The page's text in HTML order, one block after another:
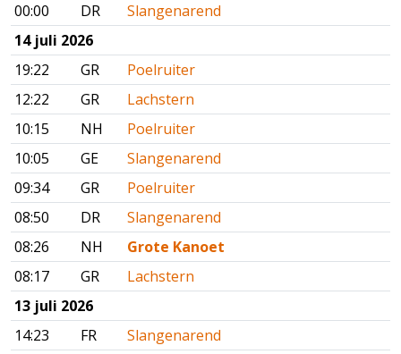
00:00
DR
Slangenarend
14 juli 2026
19:22
GR
Poelruiter
12:22
GR
Lachstern
10:15
NH
Poelruiter
10:05
GE
Slangenarend
09:34
GR
Poelruiter
08:50
DR
Slangenarend
08:26
NH
Grote Kanoet
08:17
GR
Lachstern
13 juli 2026
14:23
FR
Slangenarend